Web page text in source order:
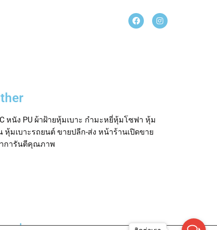
หนัง PU ผ้าฝ้ายหุ้มเบาะ กำมะหยี่หุ้มโซฟา หุ้ม
หุ้มเบาะรถยนต์ ขายปลีก-ส่ง หน้าร้านเปิดขาย
การันตีคุณภาพ